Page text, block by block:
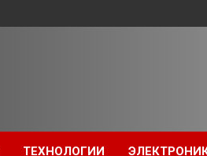
ТЕХНОЛОГИИ